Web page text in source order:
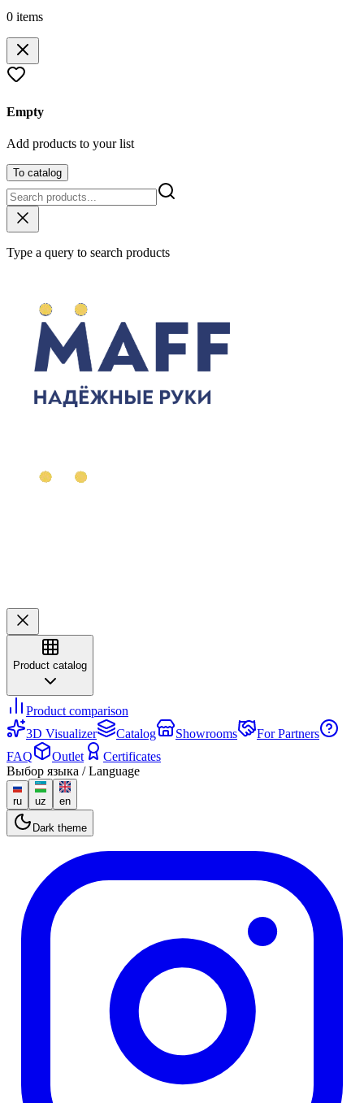
0 items
Empty
Add products to your list
To catalog
Type a query to search products
Product catalog
Product comparison
3D Visualizer
Catalog Showrooms
For Partners
FAQ
Outlet
Certificates
Выбор языка / Language
ru uz en
Dark theme